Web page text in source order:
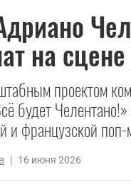
на
проектом
будет
и французской
| 16 июня 2026